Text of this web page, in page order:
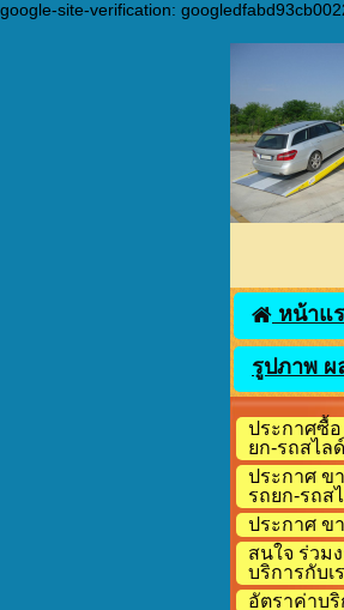
google-site-verification:
หน้าแ
รูปภาพ ผ
ประกาศซื้
ยก-รถสไล
ประกาศ ข
รถยก-รถส
ประกาศ ข
สนใจ ร่วม
บริการกับเ
อัตราค่าบริ